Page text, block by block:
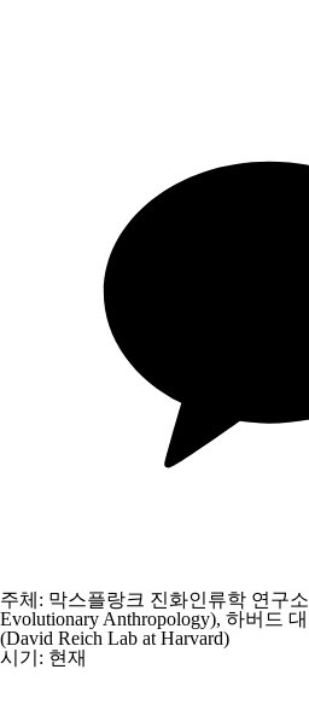
주체 : 막스플랑크 진화인류학 연구소
Evolutionary Anthropology), 하버드
(David Reich Lab at Harvard)
시기: 현재